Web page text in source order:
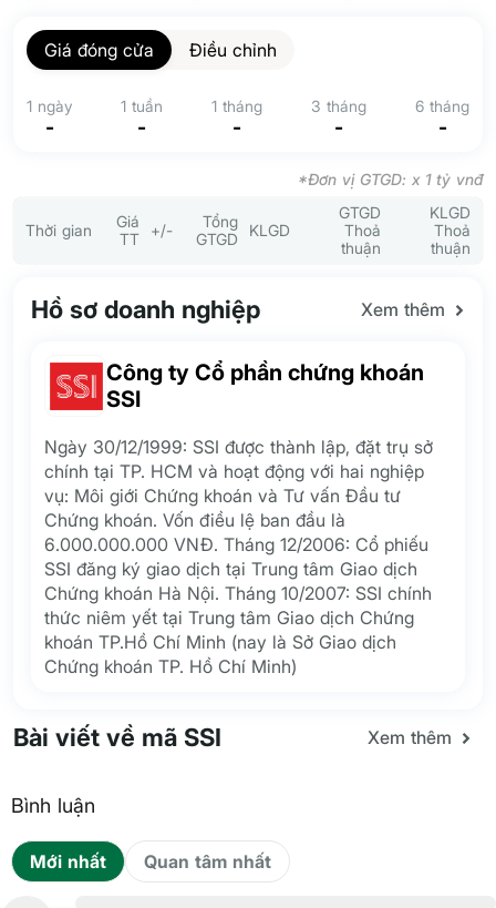
Giá đóng cửa Điều chỉnh
1 ngày
-
1 tuần
-
1 tháng
-
3 tháng
-
6 tháng
-
*Đơn vị GTGD: x 1 tỷ vnđ
Thời gian
Giá
TT
+/-
Tổng
GTGD
KLGD
GTGD
Thoả
thuận
KLGD
Thoả
thuận
Hồ sơ doanh nghiệp Xem thêm
Công ty Cổ phần chứng khoán
SSI
Ngày 30/12/1999: SSI được thành lập, đặt trụ sở
chính tại TP. HCM và hoạt động với hai nghiệp
vụ: Môi giới Chứng khoán và Tư vấn Đầu tư
Chứng khoán. Vốn điều lệ ban đầu là
6.000.000.000 VNĐ. Tháng 12/2006: Cổ phiếu
SSI đăng ký giao dịch tại Trung tâm Giao dịch
Chứng khoán Hà Nội. Tháng 10/2007: SSI chính
thức niêm yết tại Trung tâm Giao dịch Chứng
khoán TP.Hồ Chí Minh (nay là Sở Giao dịch
Chứng khoán TP. Hồ Chí Minh)
Bài viết về mã SSI Xem thêm
Bình luận
Quan tâm nhất
Mới nhất